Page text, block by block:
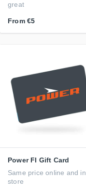
great
From €5
Power FI Gift Card
Same price online and in
store